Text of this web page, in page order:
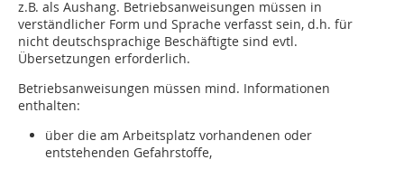
z.B. als Aushang. Betriebsanweisungen müssen in
verständlicher Form und Sprache verfasst sein, d.h. für
nicht deutschsprachige Beschäftigte sind evtl.
Übersetzungen erforderlich.
Betriebsanweisungen müssen mind. Informationen
enthalten:
über die am Arbeitsplatz vorhandenen oder
entstehenden Gefahrstoffe,